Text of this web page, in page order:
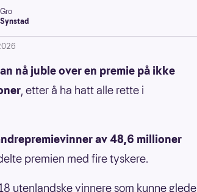
Gro
Synstad
nå juble over en premie på ikke
, etter å ha hatt alle rette i
av 48,6 millioner
premien med fire tyskere.
utenlandske vinnere som kunne glede